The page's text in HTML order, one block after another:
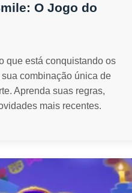
O Jogo do
que está conquistando os
combinação única de
Aprenda suas regras,
mais recentes.